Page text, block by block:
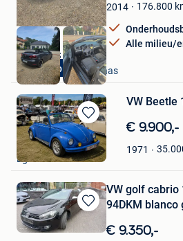
In Top Staat
2014 176.800
Alle milieu/
D&F CARS
Mechelen-Aan-De-Maas
Bewaren
in
Mijn
Favorieten
VW Beetle
€ 9.900,-
1971
André Julien
Eghezee
Bewaren
VW golf cabrio
94DKM
€ 9.350,-